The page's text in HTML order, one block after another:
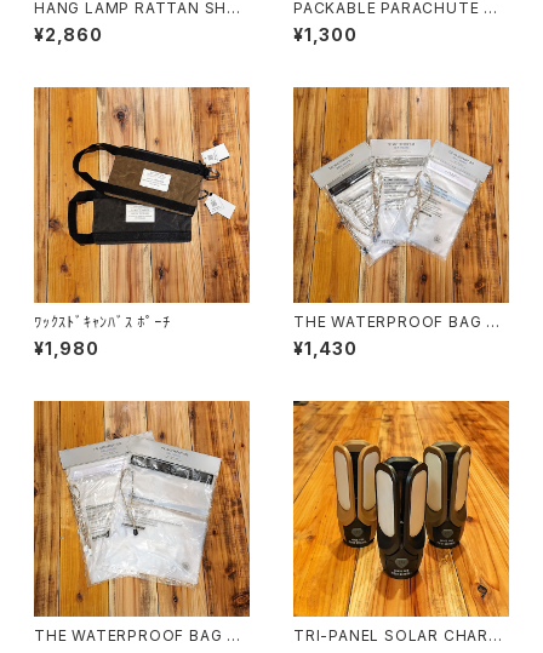
HANG LAMP RATTAN SHAD
E -BY THE AROROG-
¥2,860
PACKABLE PARACHUTE NY
LON PACKING BAG S
¥1,300
ﾜｯｸｽﾄﾞｷｬﾝﾊﾞｽ ﾎﾟｰﾁ
¥1,980
THE WATERPROOF BAG M
-PACK2-
¥1,430
THE WATERPROOF BAG L -
TRI-PANEL SOLAR CHARG